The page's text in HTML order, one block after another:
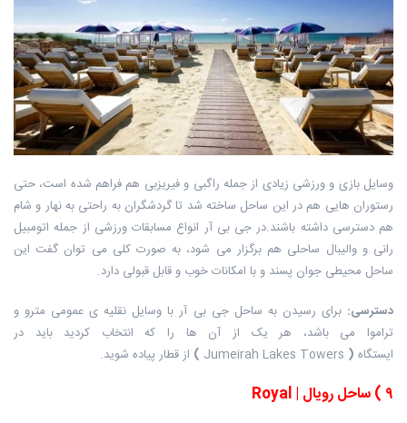
وسایل بازی و ورزشی زیادی از جمله راگبی و فیریزبی هم فراهم شده است، حتی
رستوران هایی هم در این ساحل ساخته شد تا گردشگران به راحتی به نهار و شام
هم دسترسی داشته باشند.در جی بی آر انواع مسابقات ورزشی از جمله اتومبیل
رانی و والیبال ساحلی هم برگزار می شود، به صورت کلی می توان گفت این
ساحل محیطی جوان پسند و با امکانات خوب و قابل قبولی دارد.
دسترسی: برای رسیدن به ساحل جی بی آر با وسایل نقلیه ی عمومی مترو و
تراموا می باشد، هر یک از آن ها را که انتخاب کردید باید در
ایستگاه (
) از قطار پیاده شوید.
۹ )ساحل رویال | Royal